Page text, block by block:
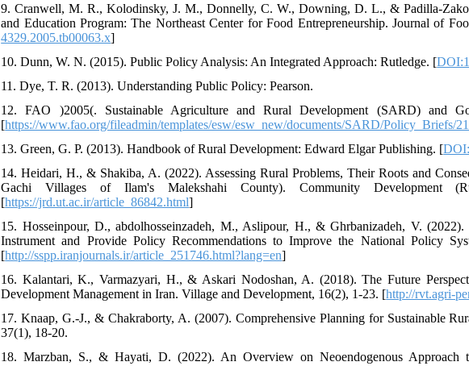
9. Cranwell, M. R., Kolodinsky, J. M., Donnelly, C. W., Downing, D. L., &
and Education Program: The Northeast Center for Food Entrepreneurship. Journal of
4329.2005.tb00063.x]
10. Dunn, W. N. (2015). Public Policy Analysis: An Integrated Approach: Rutledge. [
11. Dye, T. R. (2013). Understanding Public Policy: Pearson.
12. FAO )2005(. Sustainable Agriculture and Rural Development (SARD) and
[https://www.fao.org/fileadmin/templates/esw/esw_new/documents/SARD/Policy_Briefs/
13. Green, G. P. (2013). Handbook of Rural Development: Edward Elgar Publishing. [
14. Heidari, H., & Shakiba, A. (2022). Assessing Rural Problems, Their Roots and
Gachi Villages of Ilam's Malekshahi County). Community Development
[https://jrd.ut.ac.ir/article_86842.html]
15. Hosseinpour, D., abdolhosseinzadeh, M., Aslipour, H., & Ghrbanizadeh, V.
Instrument and Provide Policy Recommendations to Improve the National Policy
[http://sspp.iranjournals.ir/article_251746.html?lang=en]
16. Kalantari, K., Varmazyari, H., & Askari Nodoshan, A. (2018). The Future
Development Management in Iran. Village and Development, 16(2), 1-23. [http://rvt.agri-
17. Knaap, G.-J., & Chakraborty, A. (2007). Comprehensive Planning for Sustainable
37(1), 18-20.
18. Marzban, S., & Hayati, D. (2022). An Overview on Neoendogenous